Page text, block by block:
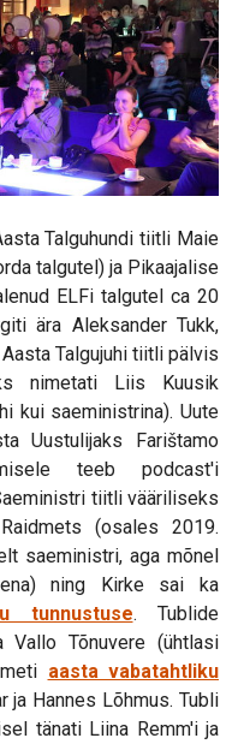
Talguhundi tiitli Maie
talgutel) ja Pikaajalise
ELFi talgutel ca 20
ära Aleksander Tukk,
Talgujuhi tiitli pälvis
nimetati Liis Kuusik
kui saeministrina). Uute
Uustulijaks Farištamo
teeb podcast'i
tiitli vääriliseks
(osales 2019.
saeministri, aga mõnel
ning Kirke sai ka
tunnustuse. Tublide
Vallo Tõnuvere (ühtlasi
aasta vabatahtliku
ja Hannes Lõhmus. Tubli
tänati Liina Remm'i ja